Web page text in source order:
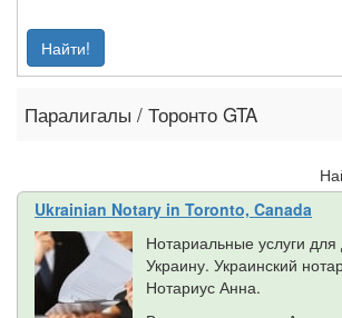
Найти!
Паралигалы / Торонто GTA
Ukrainian Notary in Toronto, Canada
Нотариальные услуги для
Украину. Украинский
Нотариус Анна.